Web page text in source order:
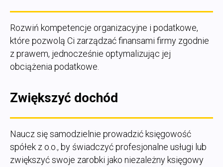
Rozwiń kompetencje organizacyjne i podatkowe,
które pozwolą Ci zarządzać finansami firmy zgodnie
z prawem, jednocześnie optymalizując jej
obciążenia podatkowe.
Zwiększyć dochód
Naucz się samodzielnie prowadzić księgowość
spółek z o.o., by świadczyć profesjonalne usługi lub
zwiększyć swoje zarobki jako niezależny księgowy